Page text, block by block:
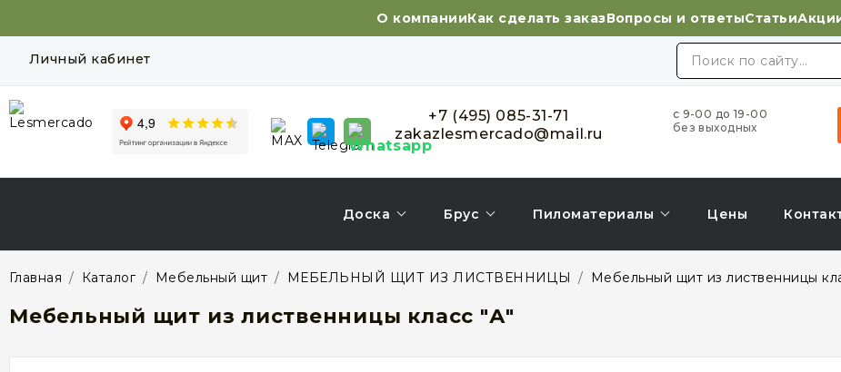
О компанииКак сделать заказВопросы и ответыСтатьи
Личный кабинет
+7 (495) 085-31-71
zakazlesmercado@mail.ru
с 9-00 до 19-00
без выходных
Доска Брус Пиломатериалы Цены
Главная / Каталог / Мебельный щит / МЕБЕЛЬНЫЙ ЩИТ ИЗ ЛИСТВЕННИЦЫ / Мебельный щит из лиственницы
Мебельный щит из лиственницы класс "А"